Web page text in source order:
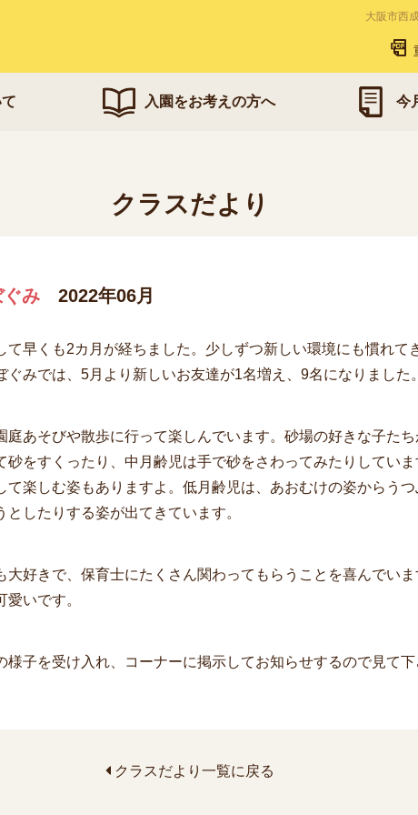
大阪市西
入園をお考えの方へ 今
クラスだより
ぐみ 2022年06月
早くも2カ月が経ちました。少しずつ新しい環境にも慣れて
ぐみでは、5月より新しいお友達が1名増え、9名になりました。
あそびや散歩に行って楽しんでいます。砂場の好きな子た
砂をすくったり、中月齢児は手で砂をさわってみたりしてい
て楽しむ姿もありますよ。低月齢児は、あおむけの姿からう
としたりする姿が出てきています。
好きで、保育士にたくさん関わってもらうことを喜んでいま
いです。
子を受け入れ、コーナーに掲示してお知らせするので見て下
クラスだより一覧に戻る